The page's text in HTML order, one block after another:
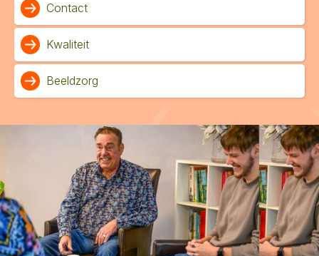
Contact
Kwaliteit
Beeldzorg